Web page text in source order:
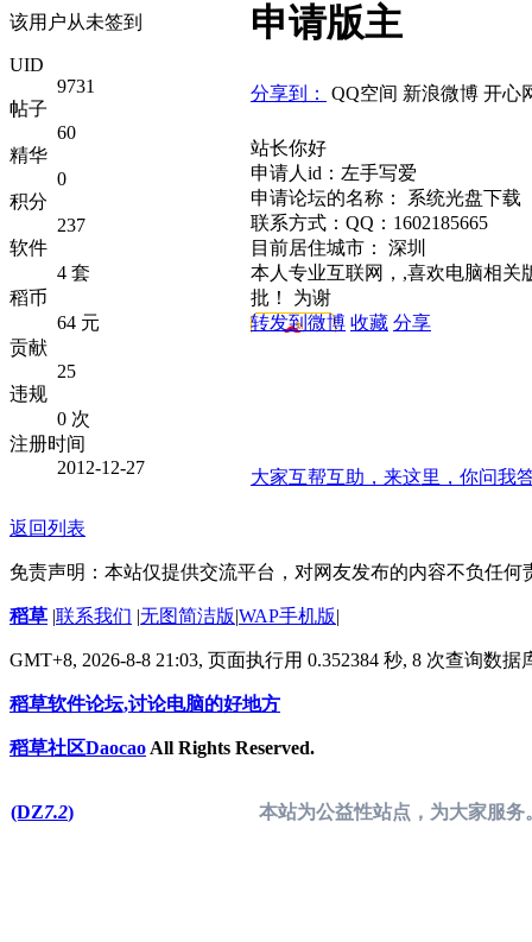
该用户从未签到
UID
9731
帖子
60
精华
0
积分
237
软件
4 套
稻币
64 元
贡献
25
违规
0 次
注册时间
2012-12-27
申请版主
分享到： QQ空间 新浪微博 开心
站长你好
申请人id：左手写爱
申请论坛的名称： 系统光盘下载
联系方式：QQ：1602185665
目前居住城市： 深圳
本人专业互联网，,喜欢电脑相
批！ 为谢
转发到微博 收藏 分享
大家互帮互助，来这里，你问我
返回列表
免责声明：本站仅提供交流平台，对网友发布的内容不负任
稻草 |联系我们 |无图简洁版|WAP手机版|
GMT+8, 2026-8-8 21:03, 页面执行用 0.352384 秒, 8 次查询数
稻草软件论坛,讨论电脑的好地方
稻草社区Daocao All Rights Reserved.
(DZ7.2) 本站为公益性站点，为大家服